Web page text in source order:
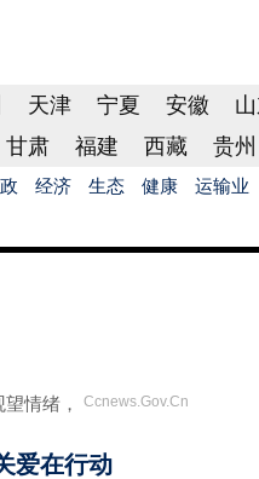
天津 宁夏 安徽
甘肃 福建 西藏 贵州
经济 生态 健康 运输业
情绪， Ccnews.Gov.Cn
爱在行动